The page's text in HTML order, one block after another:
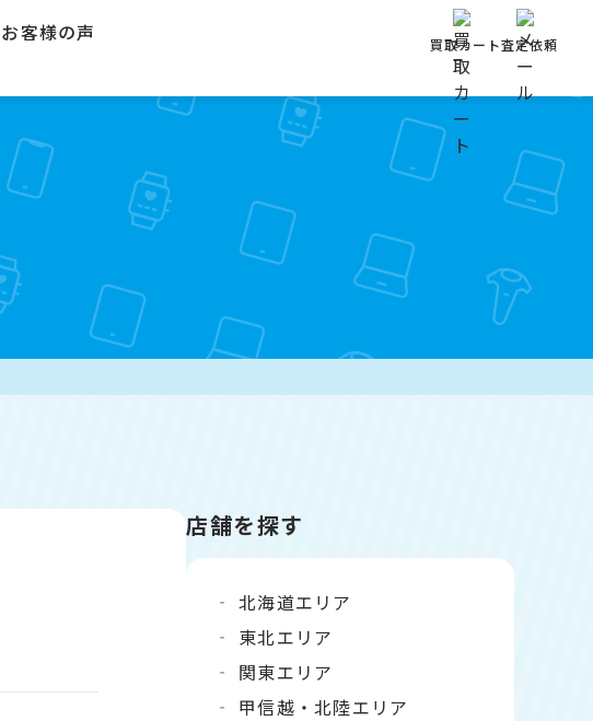
お客様の声 買取カート査定依頼
店舗を探す
北海道エリア
東北エリア
関東エリア
甲信越・北陸エリア